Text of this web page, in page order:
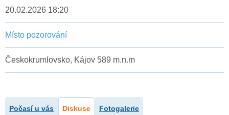
20.02.2026 18:20
Místo pozorování
Českokrumlovsko, Kájov 589 m.n.m
Počasí u vás Diskuse Fotogalerie